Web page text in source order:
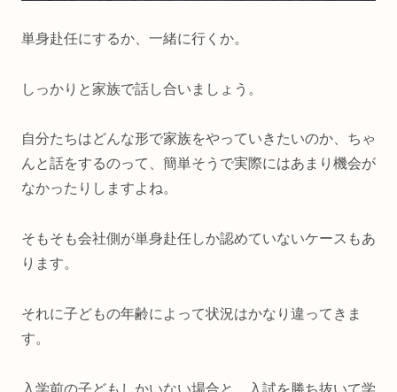
単身赴任にするか、一緒に行くか。
しっかりと家族で話し合いましょう。
自分たちはどんな形で家族をやっていきたいのか、ちゃ
んと話をするのって、簡単そうで実際にはあまり機会が
なかったりしますよね。
そもそも会社側が単身赴任しか認めていないケースもあ
ります。
それに子どもの年齢によって状況はかなり違ってきま
す。
入学前の子どもしかいない場合と、入試を勝ち抜いて学